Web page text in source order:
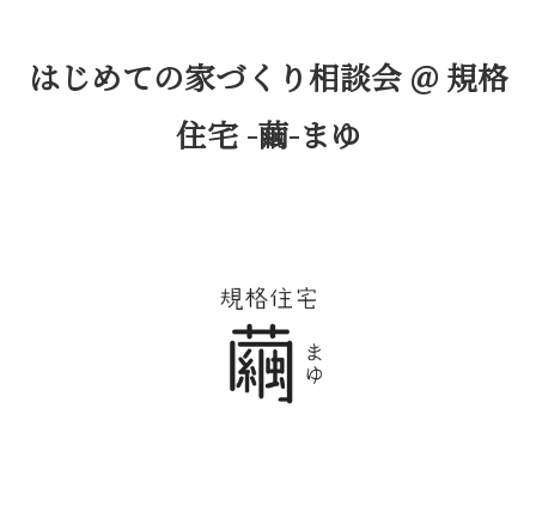
はじめての家づくり相談会 @ 規格
住宅 -繭-まゆ